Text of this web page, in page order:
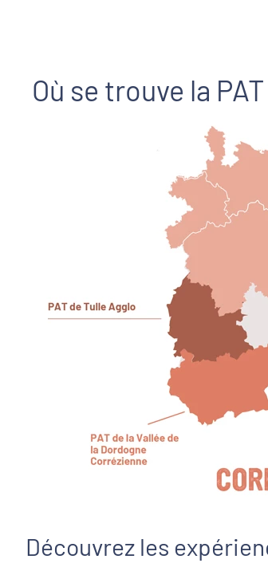
Où se trouve la PAT
Découvrez les